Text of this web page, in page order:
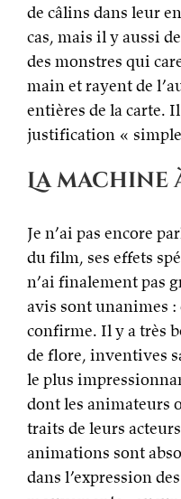
de câlins dans leur
cas, mais il y aussi
des monstres qui
main et rayent de
entières de la carte.
justification «
La machine
Je n’ai pas encore
du film, ses effets
n’ai finalement pas
avis sont unanimes :
confirme. Il y a très
de flore, inventives
le plus
dont les animateurs
traits de leurs
animations sont
dans l’expression